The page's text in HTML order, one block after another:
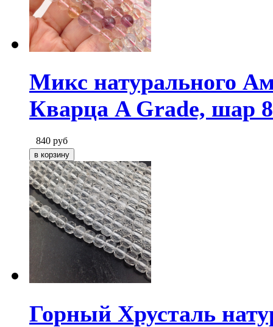
Микс натурального
Кварца A Grade, шар
840 руб
Горный Хрусталь